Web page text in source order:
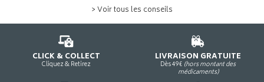
> Voir tous les conseils
CLICK & COLLECT
Cliquez & Retirez
LIVRAISON GRATUITE
Dès 49€ (hors montant des
médicaments)